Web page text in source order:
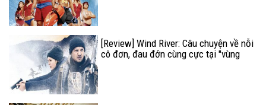
[Review] Wind River: Câu chuyện về nỗi
cô đơn, đau đớn cùng cực tại "vùng